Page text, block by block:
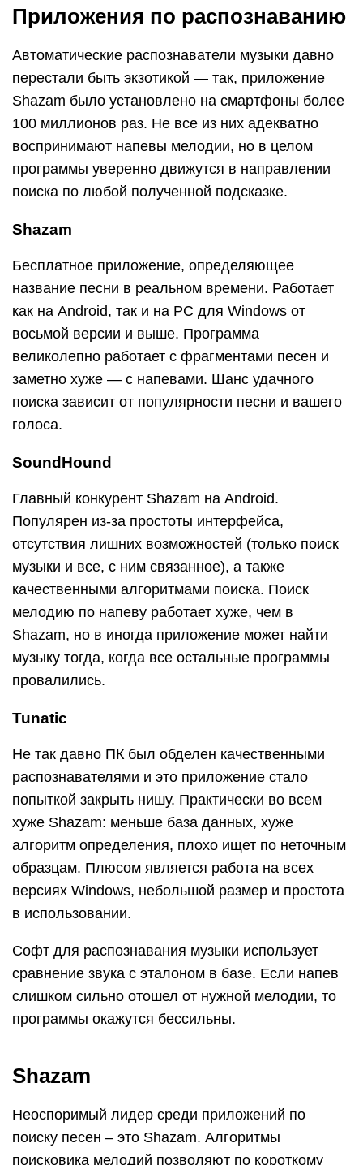
Приложения по распознаванию
Автоматические распознаватели музыки давно
перестали быть экзотикой — так, приложение
Shazam было установлено на смартфоны более
100 миллионов раз. Не все из них адекватно
воспринимают напевы мелодии, но в целом
программы уверенно движутся в направлении
поиска по любой полученной подсказке.
Shazam
Бесплатное приложение, определяющее
название песни в реальном времени. Работает
как на Android, так и на PC для Windows от
восьмой версии и выше. Программа
великолепно работает с фрагментами песен и
заметно хуже — с напевами. Шанс удачного
поиска зависит от популярности песни и вашего
голоса.
SoundHound
Главный конкурент Shazam на Android.
Популярен из-за простоты интерфейса,
отсутствия лишних возможностей (только поиск
музыки и все, с ним связанное), а также
качественными алгоритмами поиска. Поиск
мелодию по напеву работает хуже, чем в
Shazam, но в иногда приложение может найти
музыку тогда, когда все остальные программы
провалились.
Tunatic
Не так давно ПК был обделен качественными
распознавателями и это приложение стало
попыткой закрыть нишу. Практически во всем
хуже Shazam: меньше база данных, хуже
алгоритм определения, плохо ищет по неточным
образцам. Плюсом является работа на всех
версиях Windows, небольшой размер и простота
в использовании.
Софт для распознавания музыки использует
сравнение звука с эталоном в базе. Если напев
слишком сильно отошел от нужной мелодии, то
программы окажутся бессильны.
Shazam
Неоспоримый лидер среди приложений по
поиску песен – это Shazam. Алгоритмы
поисковика мелодий позволяют по короткому